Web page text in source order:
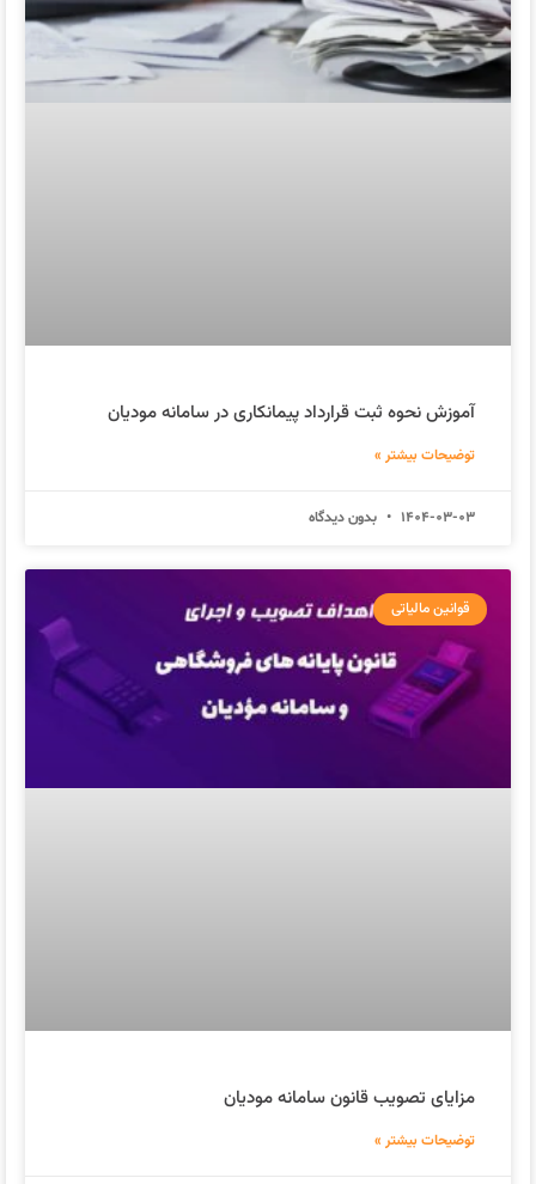
آموزش نحوه ثبت قرارداد پیمانکاری در سامانه مودیان
توضیحات بیشتر »
1404-03-03 بدون دیدگاه
قوانین مالیاتی
مزایای تصویب قانون سامانه مودیان
توضیحات بیشتر »